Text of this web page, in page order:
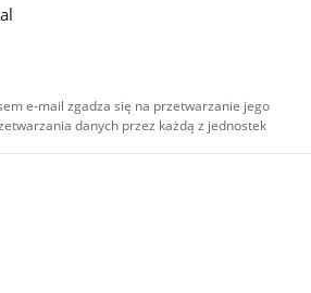
e-mail zgadza się na przetwarzanie jego
danych przez każdą z jednostek